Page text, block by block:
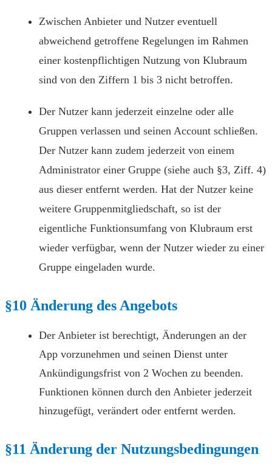
Zwischen Anbieter und Nutzer eventuell
abweichend getroffene Regelungen im Rahmen
einer kostenpflichtigen Nutzung von Klubraum
sind von den Ziffern 1 bis 3 nicht betroffen.
Der Nutzer kann jederzeit einzelne oder alle
Gruppen verlassen und seinen Account schließen.
Der Nutzer kann zudem jederzeit von einem
Administrator einer Gruppe (siehe auch §3, Ziff. 4)
aus dieser entfernt werden. Hat der Nutzer keine
weitere Gruppenmitgliedschaft, so ist der
eigentliche Funktionsumfang von Klubraum erst
wieder verfügbar, wenn der Nutzer wieder zu einer
Gruppe eingeladen wurde.
§10 Änderung des Angebots
Der Anbieter ist berechtigt, Änderungen an der
App vorzunehmen und seinen Dienst unter
Ankündigungsfrist von 2 Wochen zu beenden.
Funktionen können durch den Anbieter jederzeit
hinzugefügt, verändert oder entfernt werden.
§11 Änderung der Nutzungsbedingungen